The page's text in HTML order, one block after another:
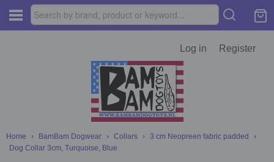
Log in Register
Home › BamBam Dogwear › Collars › 3 cm Neopreen fabric padded
›
Dog Collar 3cm, Turquoise, Blue